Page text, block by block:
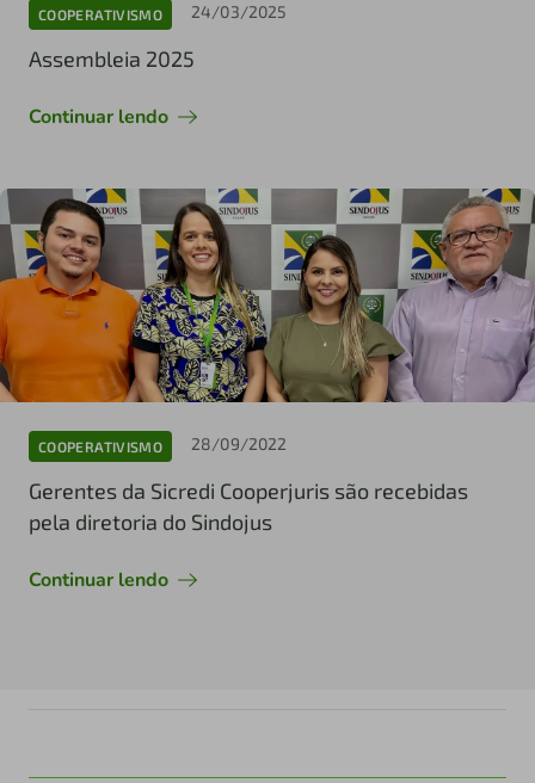
COOPERATIVISMO 24/03/2025
Assembleia 2025
Continuar lendo
COOPERATIVISMO 28/09/2022
Gerentes da Sicredi Cooperjuris são recebidas
pela diretoria do Sindojus
Continuar lendo